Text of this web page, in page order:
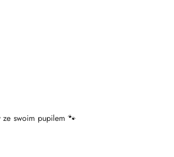
ze swoim pupilem 🐾